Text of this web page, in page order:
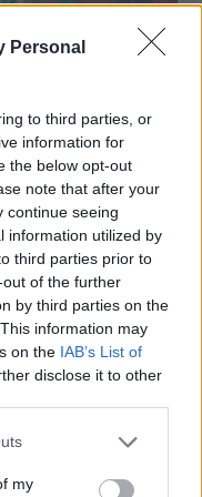
Personal
to third parties, or
information for
the below opt-out
note that after your
continue seeing
information utilized by
third parties prior to
of the further
by third parties on the
information may
on the IAB’s List of
disclose it to other
one or more Google
You may click to
my
πρόεδρος
Νιάρχος